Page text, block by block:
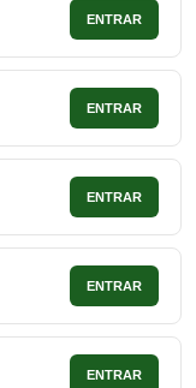
ENTRAR
ENTRAR
ENTRAR
ENTRAR
ENTRAR